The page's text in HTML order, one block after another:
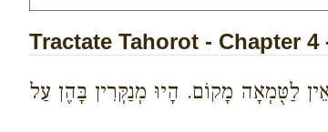
Tractate Tahorot - Chapter 4
לַטֻּמְאָה מָקוֹם. הָיוּ מְנַקְּרִין בָּהֶן עַל